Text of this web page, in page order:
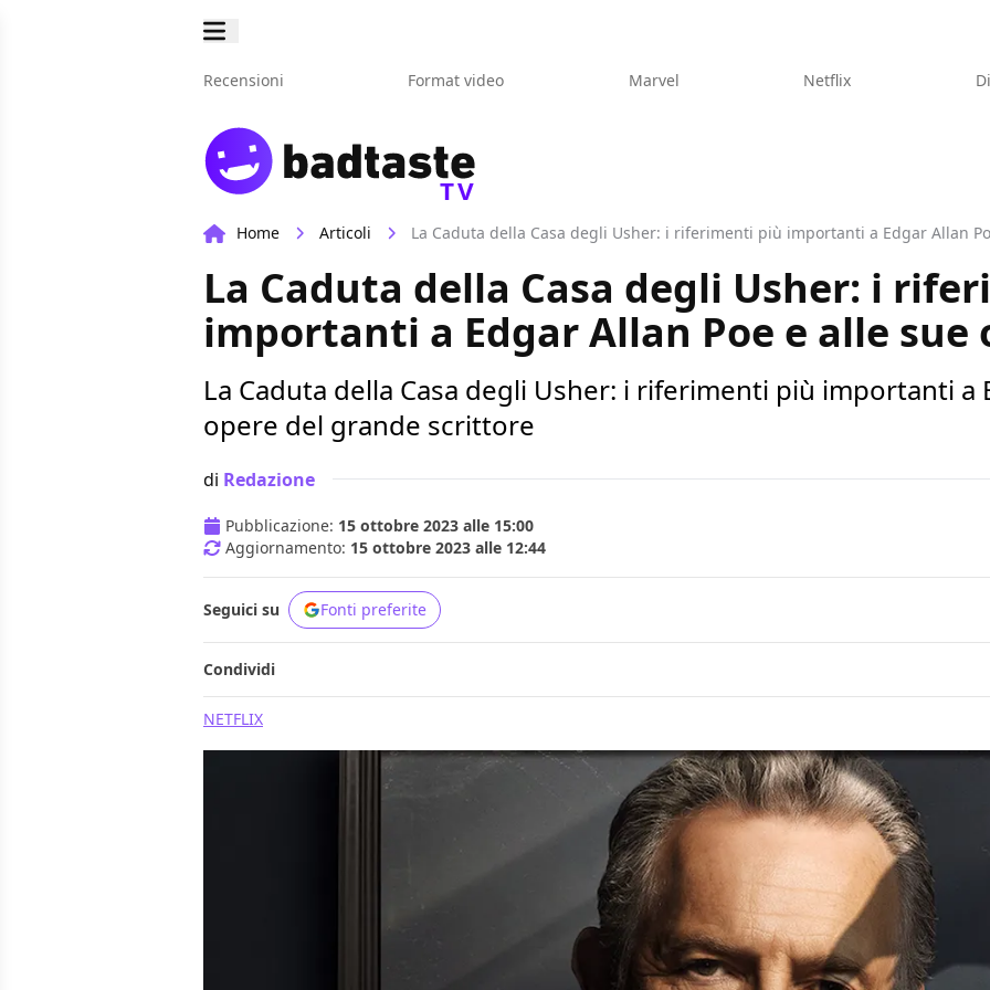
Recensioni Format video Marvel Netflix
TV
Home Articoli La Caduta della Casa degli Usher: i riferimenti più importanti a Edgar Allan
La Caduta della Casa degli Usher: i
importanti a Edgar Allan Poe e alle sue
La Caduta della Casa degli Usher: i riferimenti più importanti a
opere del grande scrittore
di Redazione
Pubblicazione: 15 ottobre 2023 alle 15:00
Aggiornamento: 15 ottobre 2023 alle 12:44
Seguici su Fonti preferite
Condividi
NETFLIX